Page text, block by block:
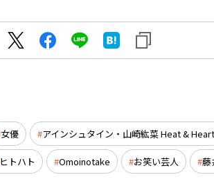
女優 アインシュタイン・山崎紘菜 Heat &
ヒトハト Omoinotake お笑い芸人 藤